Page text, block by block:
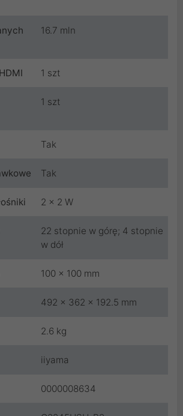
16.7 mln
1 szt
1 szt
Tak
Tak
2 x 2 W
22 stopnie w górę; 4 stopnie
w dół
100 x 100 mm
492 x 362 x 192.5 mm
2.6 kg
iiyama
0000008634